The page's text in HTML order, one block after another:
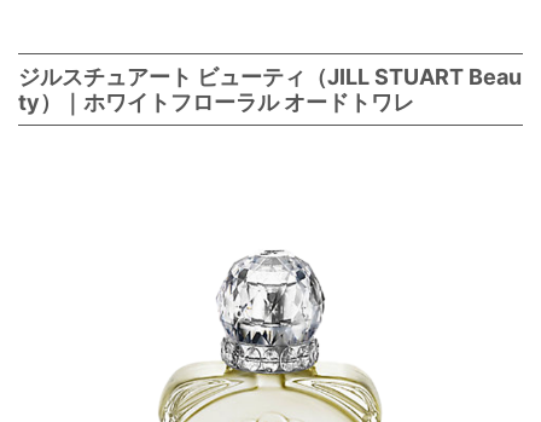
ジルスチュアート ビューティ（JILL STUART Beau
ty）｜ホワイトフローラル オードトワレ